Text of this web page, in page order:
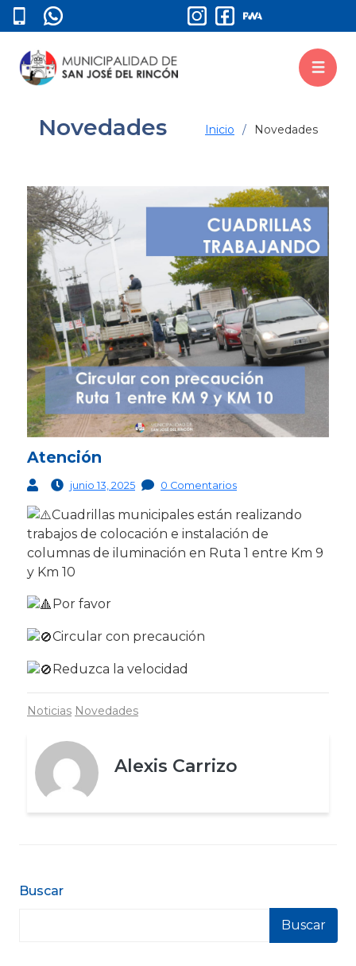
Buscar
Buscar
Novedades Inicio Novedades
Atención
junio 13, 2025 0 Comentarios
Cuadrillas municipales están realizando
trabajos de colocación e instalación de
columnas de iluminación en Ruta 1 entre Km 9
y Km 10
Por favor
Circular con precaución
Reduzca la velocidad
Noticias Novedades
Alexis Carrizo